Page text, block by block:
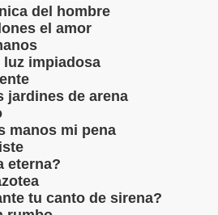
del hombre
el amor
luz impiadosa
jardines de arena
manos mi pena
eterna?
tu canto de sirena?
y la luna
herido"